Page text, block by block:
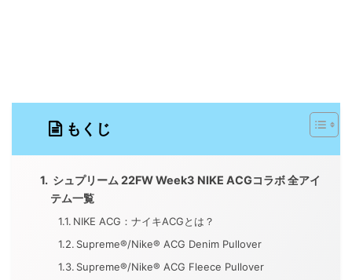
もくじ
シュプリーム 22FW Week3 NIKE ACGコラボ 全アイ
テム一覧
NIKE ACG：ナイキACGとは？
Supreme®/Nike® ACG Denim Pullover
Supreme®/Nike® ACG Fleece Pullover